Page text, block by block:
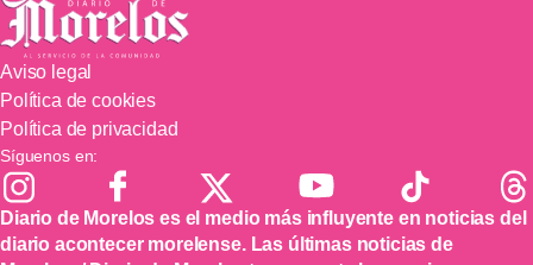
Aviso legal
Política de cookies
Política de privacidad
Síguenos en:
Diario de Morelos es el medio más influyente en noticias del
diario acontecer morelense. Las últimas noticias de